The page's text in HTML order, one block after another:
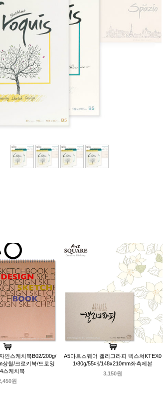
인스케치북B02/200g/
상철/크로키북/드로잉
스케치북
원
A5아트스퀘어 캘리그라피 텍스쳐KTEX0
1/80g/55매/148x210mm좌측제본
3,150원